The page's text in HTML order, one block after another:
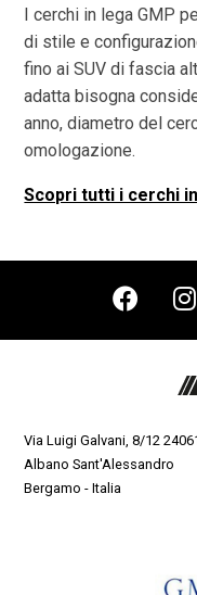
I cerchi in lega GMP
di stile e
fino ai SUV di fascia
adatta bisogna
anno, diametro del
omologazione.
Scopri tutti i cerchi
Via Luigi Galvani, 8/12
Albano Sant'Alessandro
Bergamo - Italia